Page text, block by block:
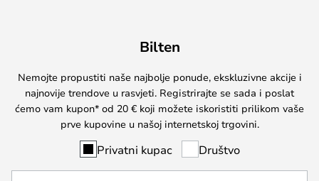
Bilten
Nemojte propustiti naše najbolje ponude, ekskluzivne akcije i
najnovije trendove u rasvjeti. Registrirajte se sada i poslat
ćemo vam kupon* od 20 € koji možete iskoristiti prilikom vaše
prve kupovine u našoj internetskoj trgovini.
Privatni kupac Društvo